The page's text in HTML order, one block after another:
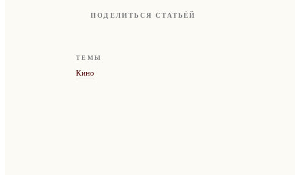
ПОДЕЛИТЬСЯ СТАТЬЁЙ
ТЕМЫ
Кино